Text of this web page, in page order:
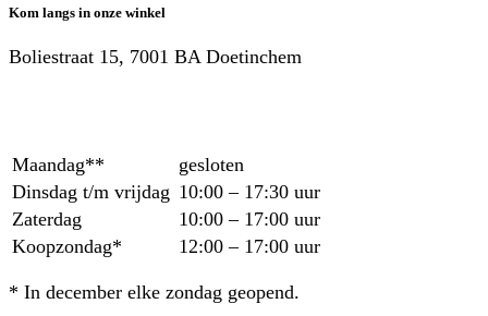
Kom langs in onze winkel
Boliestraat 15, 7001 BA Doetinchem
Maandag**
gesloten
Dinsdag t/m vrijdag 10:00 – 17:30 uur
Zaterdag
10:00 – 17:00 uur
Koopzondag*
12:00 – 17:00 uur
* In december elke zondag geopend.